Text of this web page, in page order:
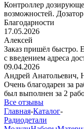
Контроллер
возможностей.
Благодарности
17.05.2026
Алексей
Заказ пришёл быстро.
с введением адреса
09.04.2026
Андрей Анатольевич,
Очень благодарен за
был выполнен за 2
Все отзывы
Главная-Каталог-
Радиодетали